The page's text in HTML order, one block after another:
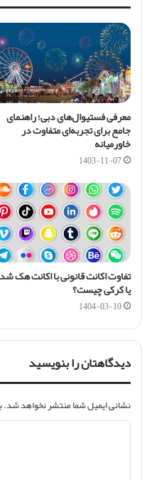
معرفی فستیوال‌های دبی؛ راهنمای
جامع برای تجربه‌ای متفاوت در
خاورمیانه
1403-11-07
تفاوت اکانت قانونی با اکانت هک
یا کرکی چیست؟
1404-03-10
دیدگاهتان را بنویسید
نشانی ایمیل شما منتشر نخواهد شد.